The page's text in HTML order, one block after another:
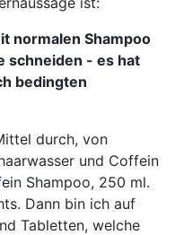
normalen Shampoo
schneiden - es hat
bedingten
durch, von
und Coffein
Shampoo, 250 ml.
Dann bin ich auf
Tabletten, welche